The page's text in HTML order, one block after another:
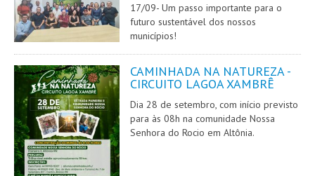
17/09- Um passo importante para o
futuro sustentável dos nossos
municípios!
CAMINHADA NA NATUREZA -
CIRCUITO LAGOA XAMBRÊ
Dia 28 de setembro, com início previsto
para às 08h na comunidade Nossa
Senhora do Rocio em Altônia.